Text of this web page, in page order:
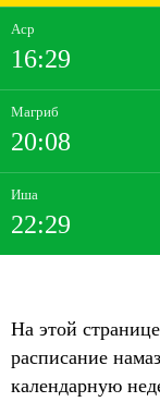
Аср
16:29
Магриб
20:08
Иша
22:29
На этой
расписание
календарную